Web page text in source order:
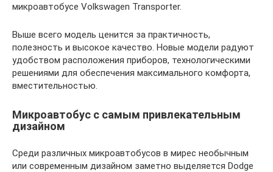
микроавтобусе Volkswagen Transporter.
Выше всего модель ценится за практичность,
полезность и высокое качество. Новые модели радуют
удобством расположения приборов, технологическими
решениями для обеспечения максимального комфорта,
вместительностью.
Микроавтобус с самым привлекательным
дизайном
Среди различных микроавтобусов в мирес необычным
или современным дизайном заметно выделяется Dodge